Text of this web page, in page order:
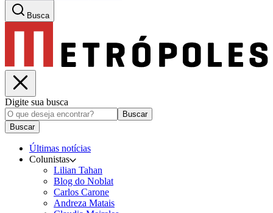
Busca
Digite sua busca
Buscar
Buscar
Últimas notícias
Colunistas
Lilian Tahan
Blog do Noblat
Carlos Carone
Andreza Matais